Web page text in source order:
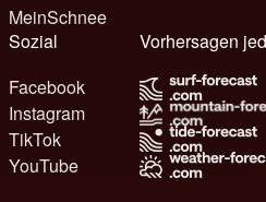
MeinSchnee
Sozial
Facebook
Instagram
TikTok
YouTube
Vorhersagen